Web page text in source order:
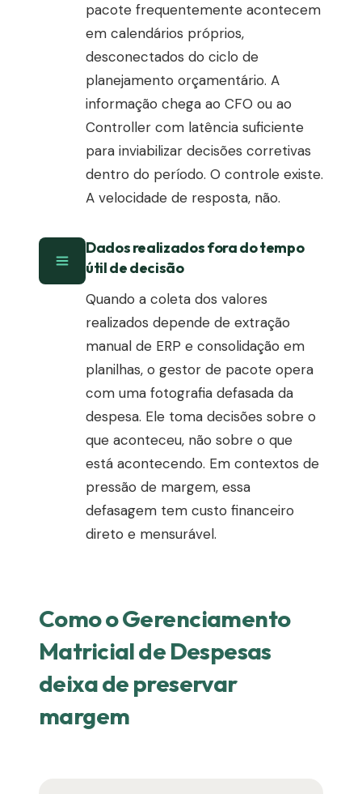
pacote frequentemente acontecem
em calendários próprios,
desconectados do ciclo de
planejamento orçamentário. A
informação chega ao CFO ou ao
Controller com latência suficiente
para inviabilizar decisões corretivas
dentro do período. O controle existe.
A velocidade de resposta, não.
Dados realizados fora do tempo
útil de decisão
Quando a coleta dos valores
realizados depende de extração
manual de ERP e consolidação em
planilhas, o gestor de pacote opera
com uma fotografia defasada da
despesa. Ele toma decisões sobre o
que aconteceu, não sobre o que
está acontecendo. Em contextos de
pressão de margem, essa
defasagem tem custo financeiro
direto e mensurável.
Como o Gerenciamento
Matricial de Despesas
deixa de preservar
margem